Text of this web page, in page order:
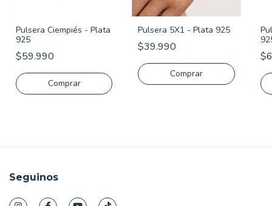
Pulsera Ciempiés - Plata
925
$59.990
Comprar
Pulsera 5X1 - Plata 925
$39.990
Comprar
Seguinos